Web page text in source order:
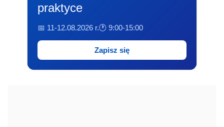
praktyce
📅 11-12.08.2026 r.🕐 9:00-15:00
Zapisz się